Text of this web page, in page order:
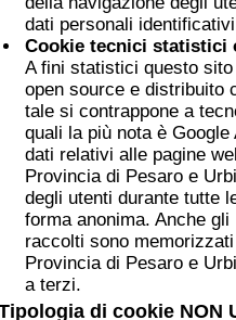
dati personali
Cookie tecnici statistici
A fini statistici questo
open source e distribuito
tale si contrappone a
quali la più nota è
dati relativi alle pagine
Provincia di Pesaro e
degli utenti durante tutte
forma anonima. Anche
raccolti sono
Provincia di Pesaro e
a terzi.
di cookie NON